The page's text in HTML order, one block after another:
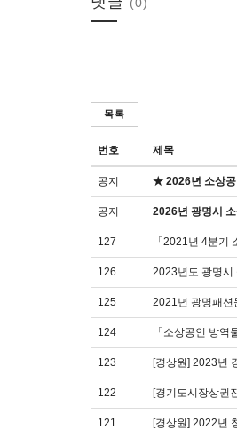
(0)
목록
번호 제목
공지 ★ 2026년 소상공
공지 2026년 광명시
127 「2021년 4분기
126 2023년도 광명시
125 2021년 광명패션
124 「소상공인 방역
123 [경상원] 2023년
122 [경기도시장상권
121 [경상원] 2022년